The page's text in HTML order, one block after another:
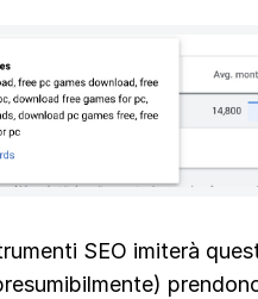
SEO imiterà